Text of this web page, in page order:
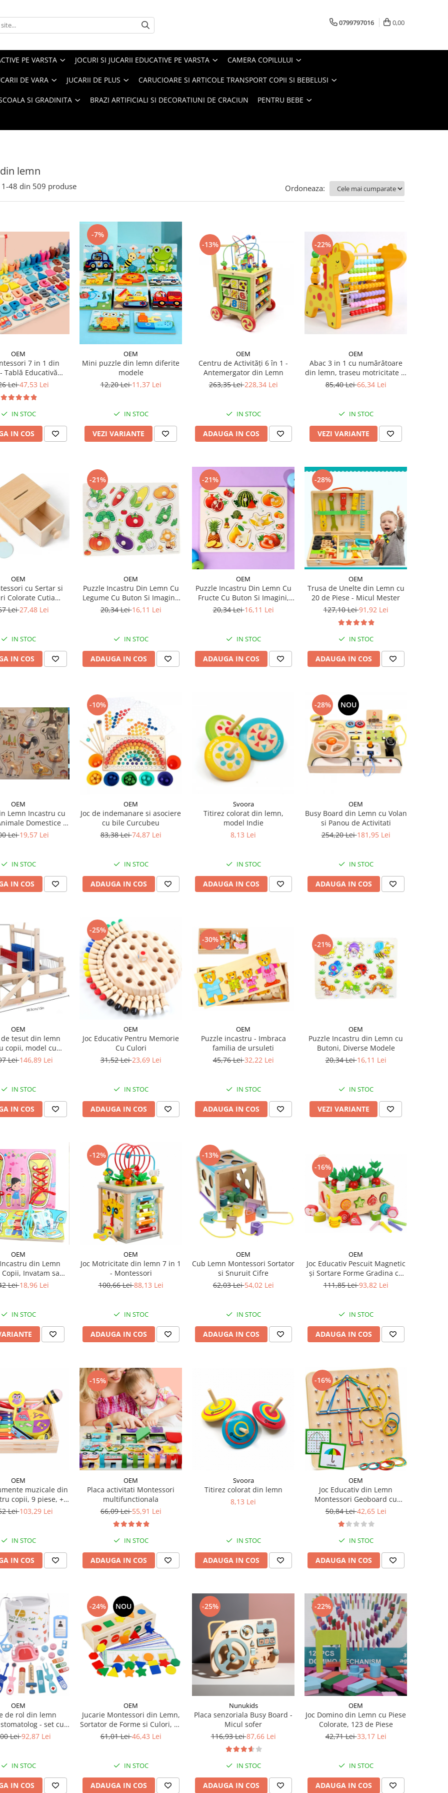
0799797016 0,00
PE VARSTA JOCURI SI JUCARII EDUCATIVE PE VARSTA CAMERA COPILULUI
DE VARA JUCARII DE PLUS CARUCIOARE SI ARTICOLE TRANSPORT COPII SI BEBELUSI
SI GRADINITA BRAZI ARTIFICIALI SI DECORATIUNI DE CRACIUN PENTRU BEBE
lemn
1-48 din 509 produse Ordoneaza:
OEM
7 in 1 din
Tablă Educativă
Lei47,53 Lei
IN STOC
IN COS
-7%
OEM
Mini puzzle din lemn diferite
modele
12,20 Lei11,37 Lei
IN STOC
VEZI VARIANTE
-13%
OEM
Centru de Activități 6 în 1 -
Antemergator din Lemn
263,35 Lei228,34 Lei
IN STOC
ADAUGA IN COS
-22%
OEM
Abac 3 in 1 cu numărătoare
din lemn, traseu motricitate și
cuburi, jucărie Montessori
85,40 Lei66,34 Lei
IN STOC
VEZI VARIANTE
OEM
cu Sertar si
Colorate Cutia
Lei27,48 Lei
IN STOC
IN COS
-21%
OEM
Puzzle Incastru Din Lemn Cu
Legume Cu Buton Si Imagini,
30x22 cm
20,34 Lei16,11 Lei
IN STOC
ADAUGA IN COS
-21%
OEM
Puzzle Incastru Din Lemn Cu
Fructe Cu Buton Si Imagini,
30x22 cm
20,34 Lei16,11 Lei
IN STOC
ADAUGA IN COS
-28%
OEM
Trusa de Unelte din Lemn cu
20 de Piese - Micul Mester
127,10 Lei91,92 Lei
IN STOC
ADAUGA IN COS
OEM
Lemn Incastru cu
Domestice in
Romana
Lei19,57 Lei
IN STOC
IN COS
-10%
OEM
Joc de indemanare si asociere
cu bile Curcubeu
83,38 Lei74,87 Lei
IN STOC
ADAUGA IN COS
Svoora
Titirez colorat din lemn,
model Indie
8,13 Lei
IN STOC
ADAUGA IN COS
-28% NOU
OEM
Busy Board din Lemn cu Volan
si Panou de Activitati
254,20 Lei181,95 Lei
IN STOC
ADAUGA IN COS
OEM
de tesut din lemn
copii, model cu
mici
Lei146,89 Lei
IN STOC
IN COS
-25%
OEM
Joc Educativ Pentru Memorie
Cu Culori
31,52 Lei23,69 Lei
IN STOC
ADAUGA IN COS
-30%
OEM
Puzzle incastru - Imbraca
familia de ursuleti
45,76 Lei32,22 Lei
IN STOC
ADAUGA IN COS
-21%
OEM
Puzzle Incastru din Lemn cu
Butoni, Diverse Modele
20,34 Lei16,11 Lei
IN STOC
VEZI VARIANTE
OEM
din Lemn
Invatam sa
Sireturile
Lei18,96 Lei
IN STOC
-12%
OEM
Joc Motricitate din lemn 7 in 1
- Montessori
100,66 Lei88,13 Lei
IN STOC
ADAUGA IN COS
-13%
OEM
Cub Lemn Montessori Sortator
si Snuruit Cifre
62,03 Lei54,02 Lei
IN STOC
ADAUGA IN COS
-16%
OEM
Joc Educativ Pescuit Magnetic
și Sortare Forme Gradina cu
Morcovi 4 in 1
111,85 Lei93,82 Lei
IN STOC
ADAUGA IN COS
OEM
muzicale din
copii, 9 piese, + 3
ani
Lei103,29 Lei
IN STOC
IN COS
-15%
OEM
Placa activitati Montessori
multifunctionala
66,09 Lei55,91 Lei
IN STOC
ADAUGA IN COS
Svoora
Titirez colorat din lemn
8,13 Lei
IN STOC
ADAUGA IN COS
-16%
OEM
Joc Educativ din Lemn
Montessori Geoboard cu
Elastice Colorate
50,84 Lei42,65 Lei
IN STOC
ADAUGA IN COS
OEM
de rol din lemn
- set cu
incluse și galetușă
Lei92,87 Lei
IN STOC
IN COS
-24% NOU
OEM
Jucarie Montessori din Lemn,
Sortator de Forme si Culori, 25
Piese
61,01 Lei46,43 Lei
IN STOC
ADAUGA IN COS
-25%
Nunukids
Placa senzoriala Busy Board -
Micul sofer
116,93 Lei87,66 Lei
IN STOC
ADAUGA IN COS
-22%
OEM
Joc Domino din Lemn cu Piese
Colorate, 123 de Piese
42,71 Lei33,17 Lei
IN STOC
ADAUGA IN COS